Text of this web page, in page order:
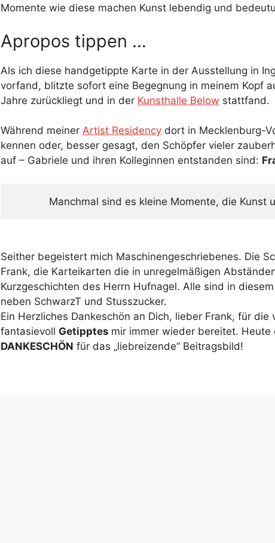
Momente wie diese machen Kunst lebendig und
Apropos tippen …
Als ich diese handgetippte Karte in der Ausstellung in
vorfand, blitzte sofort eine Begegnung in meinem Kopf
Jahre zurückliegt und in der Kunsthalle Below stattfand.
Während meiner Artist Residency dort in Mecklenburg-
kennen oder, besser gesagt, den Schöpfer vieler
auf – Gabriele und ihren Kolleginnen entstanden sind:
Manchmal sind es kleine Momente, die Kunst
Seither begeistert mich Maschinengeschriebenes. Die
Frank, die Karteikarten die in unregelmäßigen
Kurzgeschichten des Herrn Hufnagel. Alle sind in diesem
neben SchwarzT und Stusszucker.
Ein Herzliches Dankeschön an Dich, lieber Frank, für
fantasievoll Getipptes mir immer wieder bereitet.
DANKESCHÖN für das „liebreizende“ Beitragsbild!